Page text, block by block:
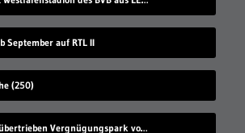
September auf RTL II
(250)
Der etwas übertrieben Vergnügungspark von Black Sheep Films